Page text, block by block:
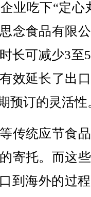
吃下“定心
念食品有限
长可减少3至
效延长了出
预订的灵活性
统应节食
寄托。而这
到海外的过